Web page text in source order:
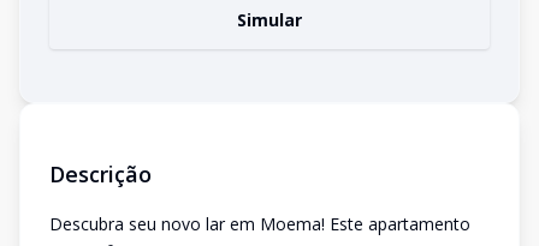
Simular
Descrição
Descubra seu novo lar em Moema! Este apartamento